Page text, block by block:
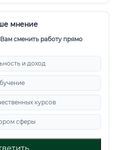
мнение
сменить работу прямо
и доход
курсов
сферы